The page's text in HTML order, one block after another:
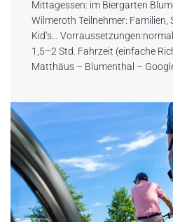
Mittagessen: im Biergarten
Wilmeroth Teilnehmer: Familien,
Kid‘s…
1,5–2 Std. Fahrzeit (einfache
Matthäus – Blumenthal –